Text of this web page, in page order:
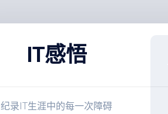
IT感悟
纪录IT生涯中的每一次障碍